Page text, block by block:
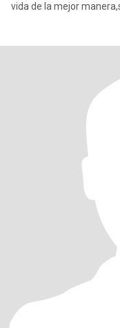
vida de la mejor